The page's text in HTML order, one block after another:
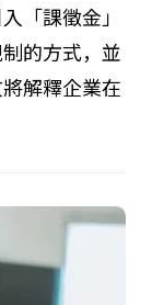
三年一度檢
促進AI時代
「課徵金」
的方式，並